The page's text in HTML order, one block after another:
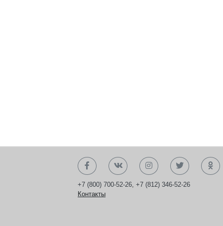
+7 (800) 700-52-26, +7 (812) 346-52-26
Контакты